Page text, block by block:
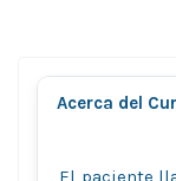
Acerca del
El paciente